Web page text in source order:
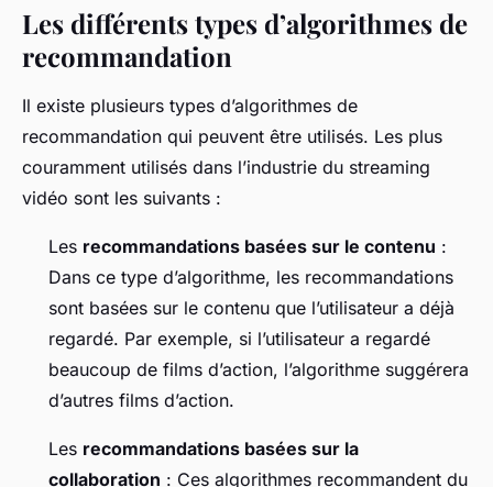
Les différents types d’algorithmes de
recommandation
Il existe plusieurs types d’algorithmes de
recommandation qui peuvent être utilisés. Les plus
couramment utilisés dans l’industrie du streaming
vidéo sont les suivants :
Les recommandations basées sur le contenu :
Dans ce type d’algorithme, les recommandations
sont basées sur le contenu que l’utilisateur a déjà
regardé. Par exemple, si l’utilisateur a regardé
beaucoup de films d’action, l’algorithme suggérera
d’autres films d’action.
Les recommandations basées sur la
collaboration : Ces algorithmes recommandent du